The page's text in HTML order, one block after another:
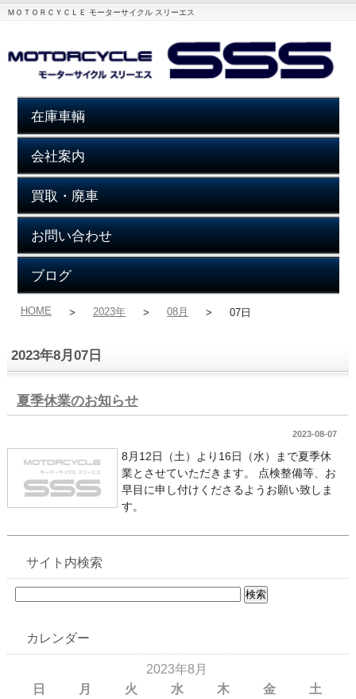
ＭＯＴＯＲＣＹＣＬＥ モーターサイクル スリーエス
在庫車輌
会社案内
買取・廃車
お問い合わせ
ブログ
HOME > 2023年 > 08月 > 07日
2023年8月07日
夏季休業のお知らせ
2023-08-07
8月12日（土）より16日（水）まで夏季休
業とさせていただきます。 点検整備等、お
早目に申し付けくださるようお願い致しま
す。
サイト内検索
カレンダー
2023年8月
日
月 火 水 木 金
土